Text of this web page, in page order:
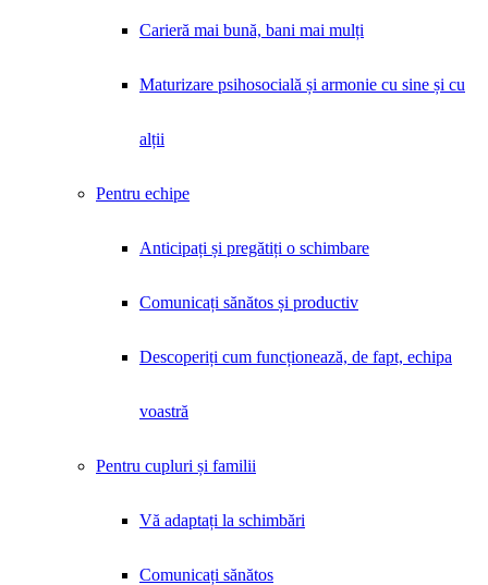
Carieră mai bună, bani mai mulți
Maturizare psihosocială și armonie cu sine și cu
alții
Pentru echipe
Anticipați și pregătiți o schimbare
Comunicați sănătos și productiv
Descoperiți cum funcționează, de fapt, echipa
voastră
Pentru cupluri și familii
Vă adaptați la schimbări
Comunicați sănătos